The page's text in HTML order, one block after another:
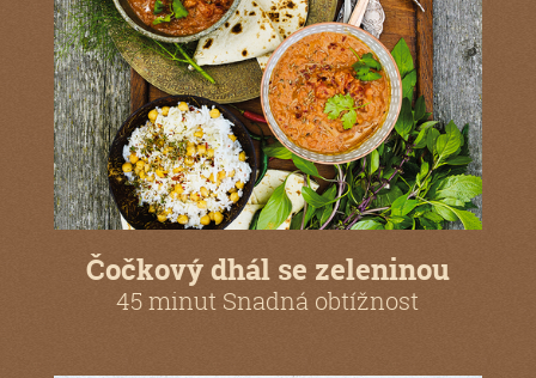
Čočkový dhál se zeleninou
45 minut Snadná obtížnost